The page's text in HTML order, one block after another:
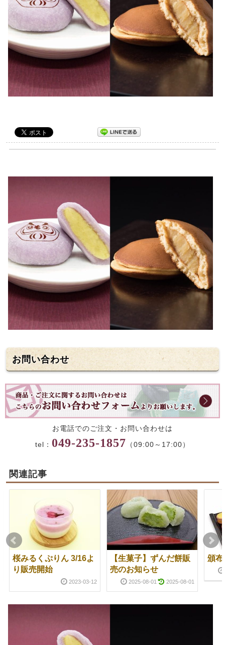
お問い合わせ
お電話でのご注文・お問い合わせは
tel： 049-235-1857 （09:00～17:00）
関連記事
桜みるくぷりん 3/16よ
り販売開始
2023-03-12
【生菓子】ずんだ餅販
売のお知らせ
2025-08-01 2025-08-01
頒布